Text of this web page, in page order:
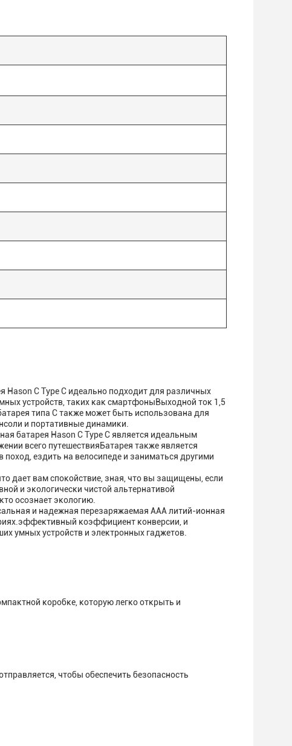
Hason C Type C идеально подходит для различных
устройств, таких как смартфоныВыходной ток 1,5
типа С также может быть использована для
и портативные динамики.
батарея Hason C Type C является идеальным
всего путешествияБатарея также является
ездить на велосипеде и заниматься другими
дает вам спокойствие, зная, что вы защищены, если
и экологически чистой альтернативой
осознает экологию.
и надежная перезаряжаемая AAA литий-ионная
коэффициент конверсии, и
умных устройств и электронных гаджетов.
коробке, которую легко открыть и
чтобы обеспечить безопасность